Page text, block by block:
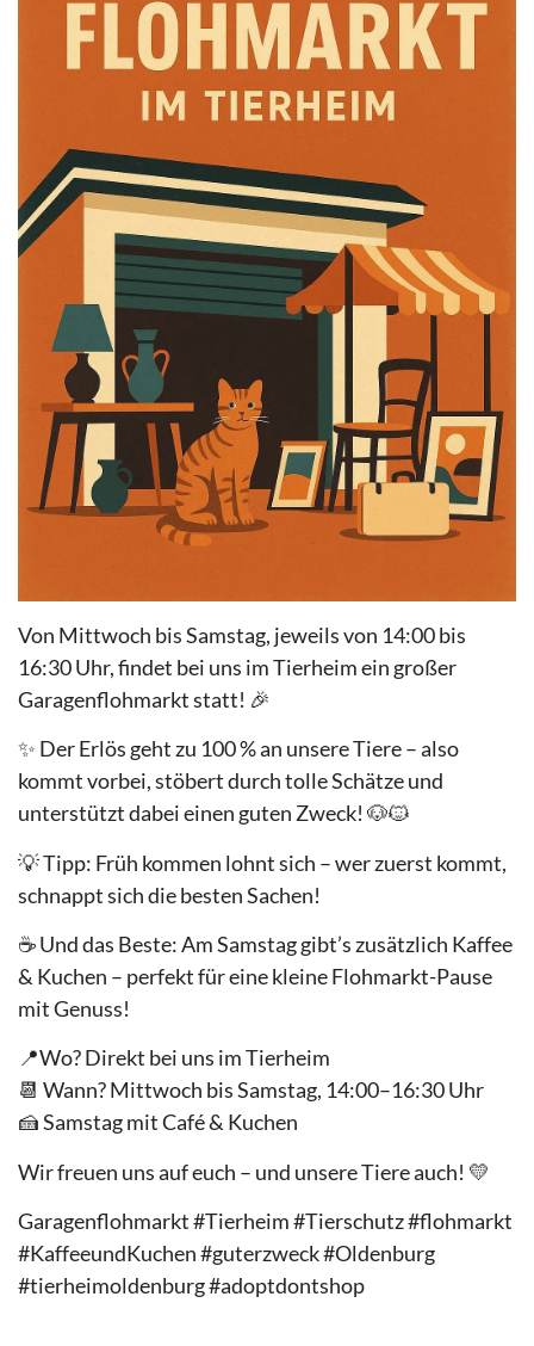
Von Mittwoch bis Samstag, jeweils von 14:00 bis
16:30 Uhr, findet bei uns im Tierheim ein großer
Garagenflohmarkt statt! 🎉
✨ Der Erlös geht zu 100 % an unsere Tiere – also
kommt vorbei, stöbert durch tolle Schätze und
unterstützt dabei einen guten Zweck! 🐶🐱
💡 Tipp: Früh kommen lohnt sich – wer zuerst kommt,
schnappt sich die besten Sachen!
☕️ Und das Beste: Am Samstag gibt’s zusätzlich Kaffee
& Kuchen – perfekt für eine kleine Flohmarkt-Pause
mit Genuss!
📍Wo? Direkt bei uns im Tierheim
📆 Wann? Mittwoch bis Samstag, 14:00–16:30 Uhr
🍰 Samstag mit Café & Kuchen
Wir freuen uns auf euch – und unsere Tiere auch! 💛
Garagenflohmarkt #Tierheim #Tierschutz #flohmarkt
#KaffeeundKuchen #guterzweck #Oldenburg
#tierheimoldenburg #adoptdontshop